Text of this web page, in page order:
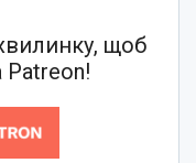
щоб
Patreon!